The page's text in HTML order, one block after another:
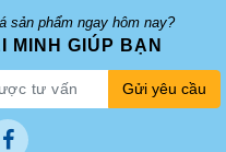
sản phẩm ngay hôm nay?
MINH GIÚP BẠN
Gửi yêu cầu